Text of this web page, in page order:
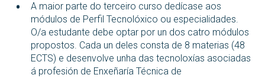
A maior parte do terceiro curso dedícase aos
módulos de Perfil Tecnolóxico ou especialidades.
O/a estudante debe optar por un dos catro módulos
propostos. Cada un deles consta de 8 materias (48
ECTS) e desenvolve unha das tecnoloxías asociadas
á profesión de Enxeñaría Técnica de